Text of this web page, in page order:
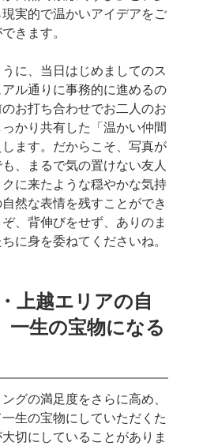
実的で温かいアイデアをご
きます。
に、当日はじめましてのス
ル通りに事務的に進めるの
お打ち合わせでお二人のお
かり共有した「温かい仲間
ます。だからこそ、写真が
、まるで気の置けない友人
に来たような穏やかな気持
然な表情を残すことができ
、背伸びをせず、ありのま
に身を委ねてくださいね。
上越エリアの自
一生の宝物になる
グの満足度をさらに高め、
生の宝物にしていただくた
切にしていることがありま